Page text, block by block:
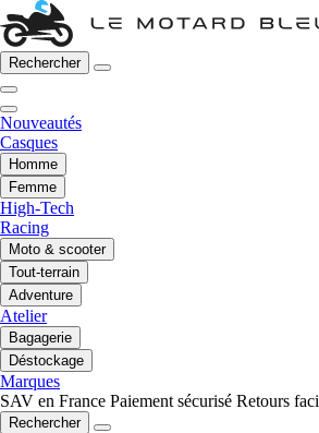
Rechercher
Nouveautés
Casques
Homme
Femme
High-Tech
Racing
Moto & scooter
Tout-terrain
Adventure
Atelier
Bagagerie
Déstockage
Marques
SAV en France Paiement sécurisé Retours
Rechercher